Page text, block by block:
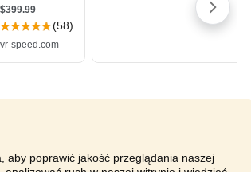
aby poprawić jakość przeglądania naszej